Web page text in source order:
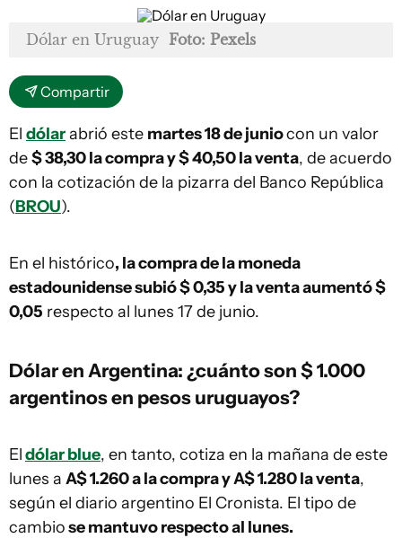
Dólar en Uruguay Foto: Pexels
Compartir
El dólarabrió este martes 18 de juniocon un valor
de$ 38,30 la compra y $ 40,50 la venta, de acuerdo
con la cotización de la pizarra del Banco República
(BROU).
En el histórico, la compra de la moneda
estadounidense subió $ 0,35 y la venta aumentó $
0,05 respecto al lunes 17 de junio.
Dólar en Argentina: ¿cuánto son $ 1.000
argentinos en pesos uruguayos?
Eldólar blue, en tanto, cotiza en la mañana de este
lunes a A$ 1.260 a la compra y A$ 1.280 la venta,
según el diario argentino El Cronista. El tipo de
cambiose mantuvo respecto al lunes.